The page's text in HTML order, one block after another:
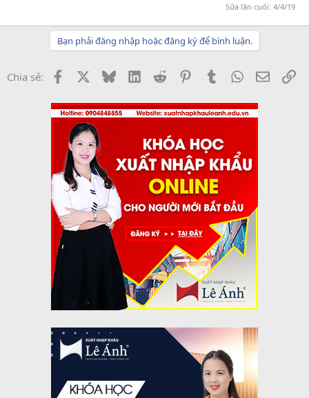
Sửa lần cuối: 4/4/19
Bạn phải đăng nhập hoặc đăng ký để bình luận.
Chia sẻ: Facebook BlueskyLinkedInReddit PinterestTumblrWhatsApp
Email